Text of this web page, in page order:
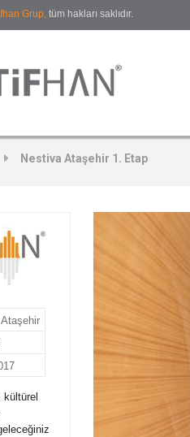
Grup, tüm hakları saklıdır.
Nestiva Ataşehir 1. Etap